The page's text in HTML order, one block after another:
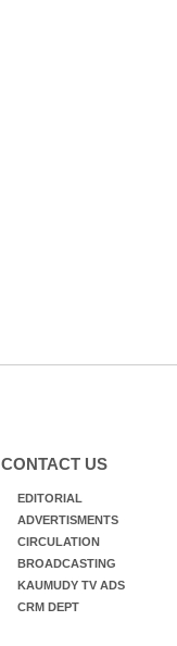
CONTACT US
EDITORIAL
ADVERTISMENTS
CIRCULATION
BROADCASTING
KAUMUDY TV ADS
CRM DEPT